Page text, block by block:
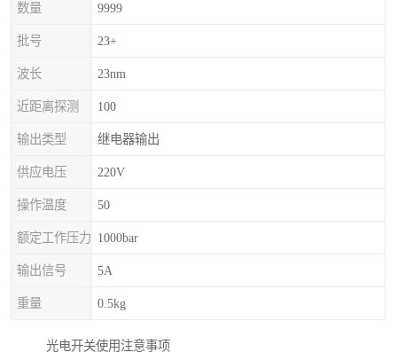
数量 9999
批号 23+
波长 23nm
近距离探测 100
输出类型 继电器输出
供应电压 220V
操作温度 50
额定工作压力 1000bar
输出信号 5A
重量 0.5kg
光电开关使用注意事项